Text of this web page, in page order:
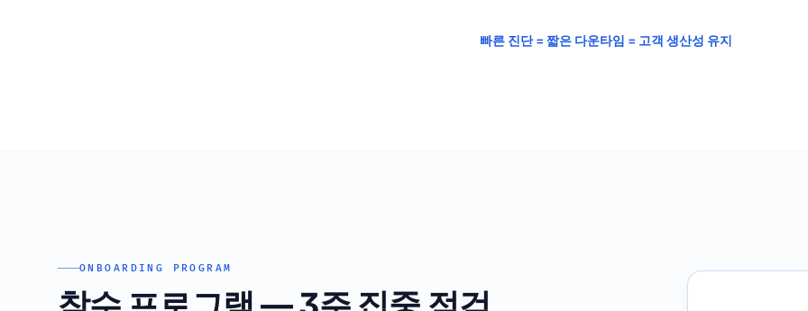
빠른 진단 = 짧은 다운타임 = 고객 생산성 유지
ONBOARDING PROGRAM